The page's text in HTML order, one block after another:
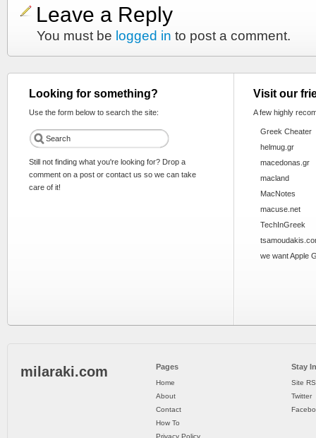
Leave a Reply
You must be logged in to post a comment.
Looking for something?
Use the form below to search the site:
Still not finding what you're looking for? Drop a
comment on a post or contact us so we can take
care of it!
Visit our
A few highly
Greek Cheater
helmug.gr
macedonas.gr
macland
MacNotes
macuse.net
TechInGreek
we want Apple
milaraki.com Pages
Home
About
Contact
How To
Privacy Policy
Stay
Site
Twitter